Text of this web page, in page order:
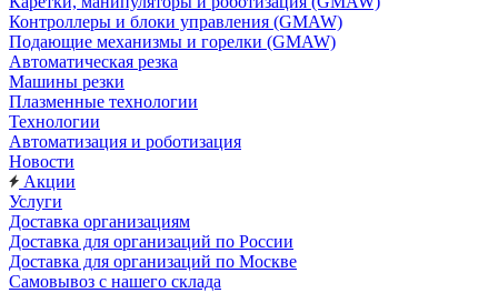
Контроллеры и блоки управления (GMAW)
Подающие механизмы и горелки (GMAW)
Автоматическая резка
Машины резки
Плазменные технологии
Технологии
Автоматизация и роботизация
Новости
Акции
Услуги
Доставка организациям
Доставка для организаций по России
Доставка для организаций по Москве
Самовывоз с нашего склада